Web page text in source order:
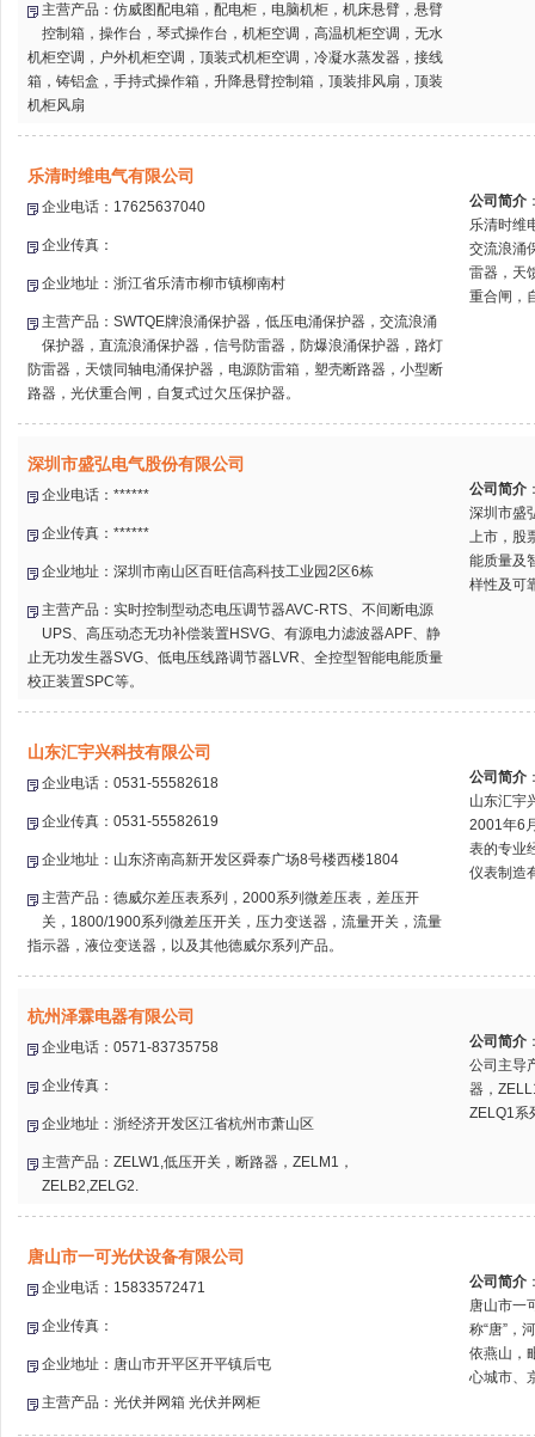
主营产品：仿威图配电箱，配电柜，电脑机柜，机床悬臂，悬臂
控制箱，操作台，琴式操作台，机柜空调，高温机柜空调，无水
机柜空调，户外机柜空调，顶装式机柜空调，冷凝水蒸发器，接线
箱，铸铝盒，手持式操作箱，升降悬臂控制箱，顶装排风扇，顶装
机柜风扇
乐清时维电气有限公司
企业电话：17625637040
企业传真：
企业地址：浙江省乐清市柳市镇柳南村
主营产品：SWTQE牌浪涌保护器，低压电涌保护器，交流浪涌
保护器，直流浪涌保护器，信号防雷器，防爆浪涌保护器，路灯
防雷器，天馈同轴电涌保护器，电源防雷箱，塑壳断路器，小型断
路器，光伏重合闸，自复式过欠压保护器。
公司简介
乐清时维
交流浪涌
雷器，天
重合闸，
深圳市盛弘电气股份有限公司
企业电话：******
企业传真：******
企业地址：深圳市南山区百旺信高科技工业园2区6栋
主营产品：实时控制型动态电压调节器AVC-RTS、不间断电源
UPS、高压动态无功补偿装置HSVG、有源电力滤波器APF、静
止无功发生器SVG、低电压线路调节器LVR、全控型智能电能质量
校正装置SPC等。
公司简介
深圳市盛
上市，股
能质量及
样性及可
山东汇宇兴科技有限公司
企业电话：0531-55582618
企业传真：0531-55582619
企业地址：山东济南高新开发区舜泰广场8号楼西楼1804
主营产品：德威尔差压表系列，2000系列微差压表，差压开
关，1800/1900系列微差压开关，压力变送器，流量开关，流量
指示器，液位变送器，以及其他德威尔系列产品。
公司简介
山东汇宇
2001年6
表的专业
仪表制造
杭州泽霖电器有限公司
企业电话：0571-83735758
企业传真：
企业地址：浙经济开发区江省杭州市萧山区
主营产品：ZELW1,低压开关，断路器，ZELM1，
ZELB2,ZELG2.
公司简介
公司主导
器，
ZELQ1系
唐山市一可光伏设备有限公司
企业电话：15833572471
企业传真：
企业地址：唐山市开平区开平镇后屯
主营产品：光伏并网箱 光伏并网柜
公司简介
唐山市一
称“唐”，
依燕山，
心城市、